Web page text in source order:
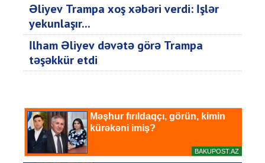
Əliyev Trampa xoş xəbəri verdi: İşlər
yekunlaşır...
İlham Əliyev dəvətə görə Trampa
təşəkkür etdi